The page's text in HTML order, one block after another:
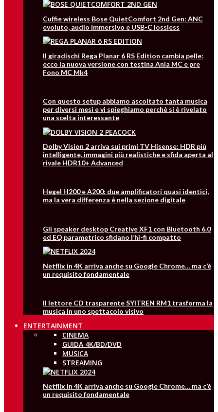
Cuffie wireless Bose QuietComfort 2nd Gen: ANC
evoluto, audio immersivo e USB-C lossless
Il giradischi Rega Planar 6 RS Edition cambia pelle:
ecco la nuova versione con testina Ania MC e pre
Fono MC Mk4
Con questo setup abbiamo ascoltato tanta musica
per diversi mesi e vi spieghiamo perchè si è rivelato
una scelta interessante
Dolby Vision 2 arriva sui primi TV Hisense: HDR più
intelligente, immagini più realistiche e sfida aperta al
rivale HDR10+ Advanced
Hegel H200 e A200: due amplificatori quasi identici,
ma la vera differenza è nella sezione digitale
Gli speaker desktop Creative XF1 con Bluetooth 6.0
ed EQ parametrico sfidano l’hi-fi compatto
Netflix in 4K arriva anche su Google Chrome… ma c’è
un requisito fondamentale
Il lettore CD trasparente SYITREN RM1 trasforma la
musica in uno spettacolo visivo
ENTERTAINMENT
CINEMA
GUIDA 4K/BD/DVD
MUSICA
STREAMING
Netflix in 4K arriva anche su Google Chrome… ma c’è
un requisito fondamentale